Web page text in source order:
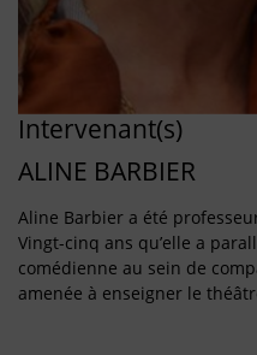
Intervenant(s)
ALINE BARBIER
Aline Barbier a été
Vingt-cinq ans qu’elle a
comédienne au sein de
amenée à enseigner le